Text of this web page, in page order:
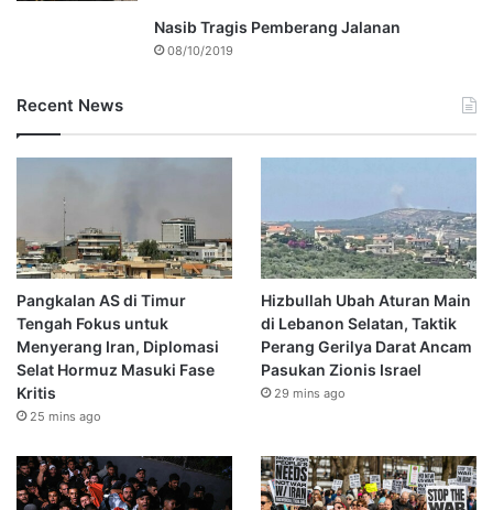
Nasib Tragis Pemberang Jalanan
08/10/2019
Recent News
Pangkalan AS di Timur
Tengah Fokus untuk
Menyerang Iran, Diplomasi
Selat Hormuz Masuki Fase
Kritis
25 mins ago
Hizbullah Ubah Aturan Main
di Lebanon Selatan, Taktik
Perang Gerilya Darat Ancam
Pasukan Zionis Israel
29 mins ago